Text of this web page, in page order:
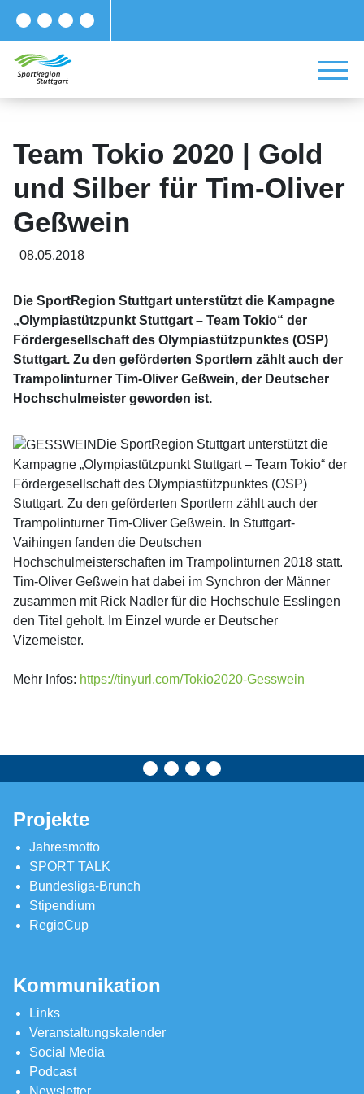
Team Tokio 2020 | Gold
und Silber für Tim-Oliver
Geßwein
08.05.2018
Die SportRegion Stuttgart unterstützt die Kampagne
„Olympiastützpunkt Stuttgart – Team Tokio“ der
Fördergesellschaft des Olympiastützpunktes (OSP)
Stuttgart. Zu den geförderten Sportlern zählt auch der
Trampolinturner Tim-Oliver Geßwein, der Deutscher
Hochschulmeister geworden ist.
Die SportRegion Stuttgart unterstützt die
Kampagne „Olympiastützpunkt Stuttgart – Team Tokio“ der
Fördergesellschaft des Olympiastützpunktes (OSP)
Stuttgart. Zu den geförderten Sportlern zählt auch der
Trampolinturner Tim-Oliver Geßwein. In Stuttgart-
Vaihingen fanden die Deutschen
Hochschulmeisterschaften im Trampolinturnen 2018 statt.
Tim-Oliver Geßwein hat dabei im Synchron der Männer
zusammen mit Rick Nadler für die Hochschule Esslingen
den Titel geholt. Im Einzel wurde er Deutscher
Vizemeister.
Mehr Infos: https://tinyurl.com/Tokio2020-Gesswein
Projekte
Jahresmotto
SPORT TALK
Bundesliga-Brunch
Stipendium
RegioCup
Kommunikation
Links
Veranstaltungskalender
Social Media
Podcast
Newsletter